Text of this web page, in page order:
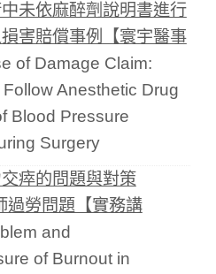
中未依麻醉劑說明書進行
害賠償事例【寰宇醫事
of Damage Claim:
Anesthetic Drug
Blood Pressure
Surgery
瘁的問題與對策
過勞問題【實務講
and
of Burnout in